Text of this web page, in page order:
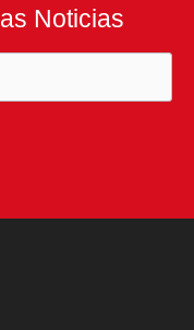
Noticias